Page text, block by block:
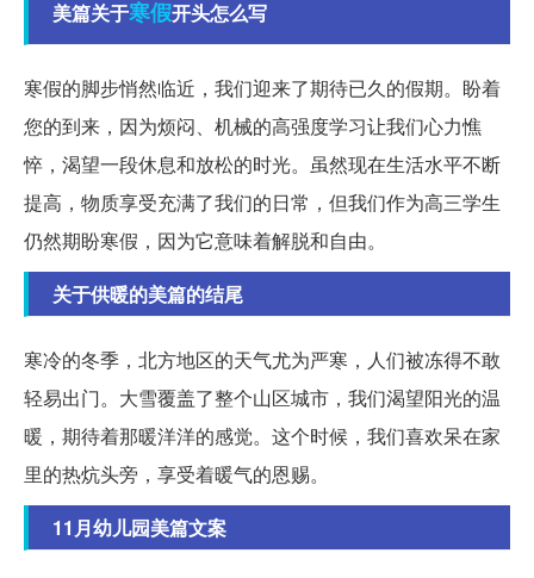
美篇关于寒假开头怎么写
寒假的脚步悄然临近，我们迎来了期待已久的假期。盼着
您的到来，因为烦闷、机械的高强度学习让我们心力憔
悴，渴望一段休息和放松的时光。虽然现在生活水平不断
提高，物质享受充满了我们的日常，但我们作为高三学生
仍然期盼寒假，因为它意味着解脱和自由。
关于供暖的美篇的结尾
寒冷的冬季，北方地区的天气尤为严寒，人们被冻得不敢
轻易出门。大雪覆盖了整个山区城市，我们渴望阳光的温
暖，期待着那暖洋洋的感觉。这个时候，我们喜欢呆在家
里的热炕头旁，享受着暖气的恩赐。
11月幼儿园美篇文案